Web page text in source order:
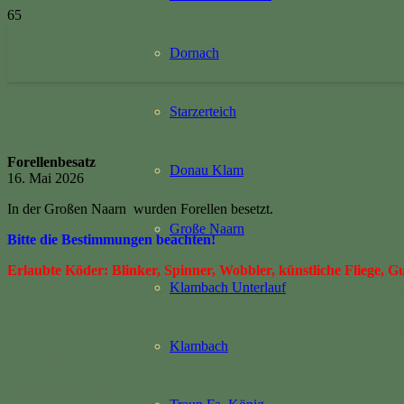
Dornach
Starzerteich
Donau Klam
Große Naarn
Klambach Unterlauf
Klambach
Forellenbesatz
16. Mai 2026
In der Großen Naarn wurden Forellen besetzt.
Bitte die Bestimmungen beachten!
Erlaubte Köder: Blinker, Spinner, Wobbler, künstliche Fliege,